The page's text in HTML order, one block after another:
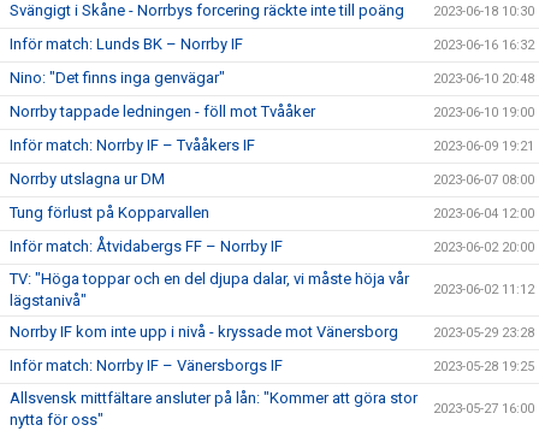
Svängigt i Skåne - Norrbys forcering räckte inte till poäng 2023-06-18 10:30
Inför match: Lunds BK – Norrby IF 2023-06-16 16:32
Nino: "Det finns inga genvägar" 2023-06-10 20:48
Norrby tappade ledningen - föll mot Tvååker 2023-06-10 19:00
Inför match: Norrby IF – Tvååkers IF 2023-06-09 19:21
Norrby utslagna ur DM 2023-06-07 08:00
Tung förlust på Kopparvallen 2023-06-04 12:00
Inför match: Åtvidabergs FF – Norrby IF 2023-06-02 20:00
TV: "Höga toppar och en del djupa dalar, vi måste höja vår
lägstanivå"
2023-06-02 11:12
Norrby IF kom inte upp i nivå - kryssade mot Vänersborg 2023-05-29 23:28
Inför match: Norrby IF – Vänersborgs IF 2023-05-28 19:25
Allsvensk mittfältare ansluter på lån: "Kommer att göra stor
nytta för oss"
2023-05-27 16:00